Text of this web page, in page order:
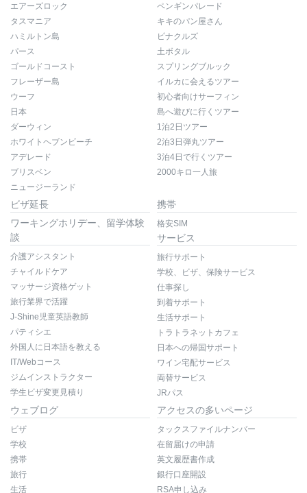
エアーズロック
タスマニア
ハミルトン島
パース
ゴールドコースト
フレーザー島
ウーフ
日本
ダーウィン
ホワイトヘブンビーチ
アデレード
ブリスベン
ニュージーランド
ペンギンパレード
キキのパン屋さん
ピナクルズ
土ボタル
スプリングブルック
イルカに会えるツアー
初心者向けサーフィン
島へ遊びに行くツアー
1泊2日ツアー
2泊3日弾丸ツアー
3泊4日で行くツアー
2000キロ一人旅
ビザ延長
ワーキングホリデー、留学体験
談
介護アシスタント
チャイルドケア
マッサージ資格ゲット
旅行業界で活躍
J-Shine児童英語教師
パティシエ
外国人に日本語を教える
IT/Webコース
ジムインストラクター
学生ビザ変更見積り
携帯
格安SIM
サービス
旅行サポート
学校、ビザ、保険サービス
仕事探し
到着サポート
生活サポート
トラトラネットカフェ
日本への帰国サポート
ワイン宅配サービス
両替サービス
JRパス
ウェブログ
ビザ
学校
携帯
旅行
生活
アクセスの多いページ
タックスファイルナンバー
在留届けの申請
英文履歴書作成
銀行口座開設
RSA申し込み